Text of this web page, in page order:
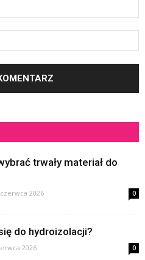
trwały materiał do
2026 0
do hydroizolacji?
2026 0